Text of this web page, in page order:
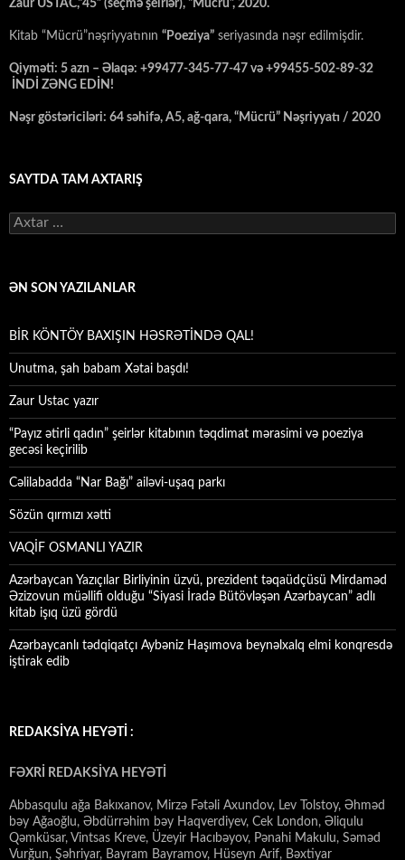
Zaur USTAC,“45” (seçmə şeirlər), “Mücrü”, 2020.
Kitab “Mücrü”nəşriyyatının “Poeziya” seriyasında nəşr edilmişdir.
Qiyməti: 5 azn – Əlaqə: +99477-345-77-47 və +99455-502-89-32
İNDİ ZƏNG EDİN!
Nəşr göstəriciləri: 64 səhifə, A5, ağ-qara, “Mücrü” Nəşriyyatı / 2020
SAYTDA TAM AXTARIŞ
Axtarış:
ƏN SON YAZILANLAR
BİR KÖNTÖY BAXIŞIN HƏSRƏTİNDƏ QAL!
Unutma, şah babam Xətai başdı!
Zaur Ustac yazır
“Payız ətirli qadın” şeirlər kitabının təqdimat mərasimi və poeziya
gecəsi keçirilib
Cəlilabadda “Nar Bağı” ailəvi-uşaq parkı
Sözün qırmızı xətti
VAQİF OSMANLI YAZIR
Azərbaycan Yazıçılar Birliyinin üzvü, prezident təqaüdçüsü Mirdaməd
Əzizovun müəllifi olduğu “Siyasi İradə Bütövləşən Azərbaycan” adlı
kitab işıq üzü gördü
Azərbaycanlı tədqiqatçı Aybəniz Haşımova beynəlxalq elmi konqresdə
iştirak edib
REDAKSİYA HEYƏTİ :
FƏXRİ REDAKSİYA HEYƏTİ
Abbasqulu ağa Bakıxanov, Mirzə Fətəli Axundov, Lev Tolstoy, Əhməd
bəy Ağaoğlu, Əbdürrəhim bəy Haqverdiyev, Cek London, Əliqulu
Qəmküsar, Vintsas Kreve, Üzeyir Hacıbəyov, Pənahi Makulu, Səməd
Vurğun, Şəhriyar, Bayram Bayramov, Hüseyn Arif, Bəxtiyar